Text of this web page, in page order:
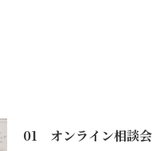
01 オンライン相談会